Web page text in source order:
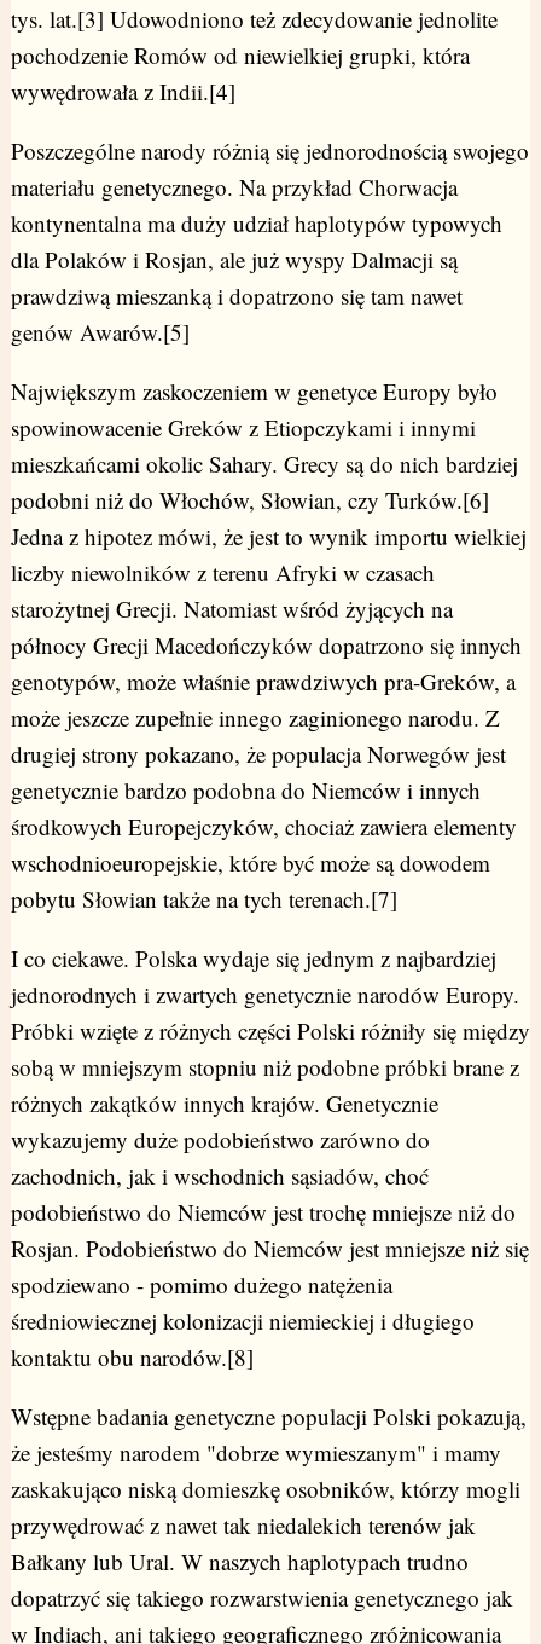
tys. lat.[3] Udowodniono też zdecydowanie jednolite
pochodzenie Romów od niewielkiej grupki, która
wywędrowała z Indii.[4]
Poszczególne narody różnią się jednorodnością swojego
materiału genetycznego. Na przykład Chorwacja
kontynentalna ma duży udział haplotypów typowych
dla Polaków i Rosjan, ale już wyspy Dalmacji są
prawdziwą mieszanką i dopatrzono się tam nawet
genów Awarów.[5]
Największym zaskoczeniem w genetyce Europy było
spowinowacenie Greków z Etiopczykami i innymi
mieszkańcami okolic Sahary. Grecy są do nich bardziej
podobni niż do Włochów, Słowian, czy Turków.[6]
Jedna z hipotez mówi, że jest to wynik importu wielkiej
liczby niewolników z terenu Afryki w czasach
starożytnej Grecji. Natomiast wśród żyjących na
północy Grecji Macedończyków dopatrzono się innych
genotypów, może właśnie prawdziwych pra-Greków, a
może jeszcze zupełnie innego zaginionego narodu. Z
drugiej strony pokazano, że populacja Norwegów jest
genetycznie bardzo podobna do Niemców i innych
środkowych Europejczyków, chociaż zawiera elementy
wschodnioeuropejskie, które być może są dowodem
pobytu Słowian także na tych terenach.[7]
I co ciekawe. Polska wydaje się jednym z najbardziej
jednorodnych i zwartych genetycznie narodów Europy.
Próbki wzięte z różnych części Polski różniły się między
sobą w mniejszym stopniu niż podobne próbki brane z
różnych zakątków innych krajów. Genetycznie
wykazujemy duże podobieństwo zarówno do
zachodnich, jak i wschodnich sąsiadów, choć
podobieństwo do Niemców jest trochę mniejsze niż do
Rosjan. Podobieństwo do Niemców jest mniejsze niż się
spodziewano - pomimo dużego natężenia
średniowiecznej kolonizacji niemieckiej i długiego
kontaktu obu narodów.[8]
Wstępne badania genetyczne populacji Polski pokazują,
że jesteśmy narodem "dobrze wymieszanym" i mamy
zaskakująco niską domieszkę osobników, którzy mogli
przywędrować z nawet tak niedalekich terenów jak
Bałkany lub Ural. W naszych haplotypach trudno
dopatrzyć się takiego rozwarstwienia genetycznego jak
w Indiach, ani takiego geograficznego zróżnicowania